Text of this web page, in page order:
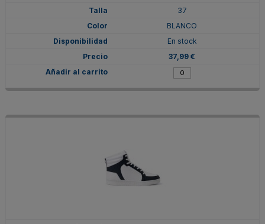
37
BLANCO
En stock
37,99 €